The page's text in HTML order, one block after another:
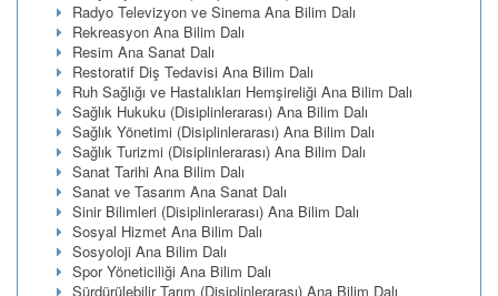
Radyo Televizyon ve Sinema Ana Bilim Dalı
Rekreasyon Ana Bilim Dalı
Resim Ana Sanat Dalı
Restoratif Diş Tedavisi Ana Bilim Dalı
Ruh Sağlığı ve Hastalıkları Hemşireliği Ana Bilim Dalı
Sağlık Hukuku (Disiplinlerarası) Ana Bilim Dalı
Sağlık Yönetimi (Disiplinlerarası) Ana Bilim Dalı
Sağlık Turizmi (Disiplinlerarası) Ana Bilim Dalı
Sanat Tarihi Ana Bilim Dalı
Sanat ve Tasarım Ana Sanat Dalı
Sinir Bilimleri (Disiplinlerarası) Ana Bilim Dalı
Sosyal Hizmet Ana Bilim Dalı
Sosyoloji Ana Bilim Dalı
Spor Yöneticiliği Ana Bilim Dalı
Sürdürülebilir Tarım (Disiplinlerarası) Ana Bilim Dalı